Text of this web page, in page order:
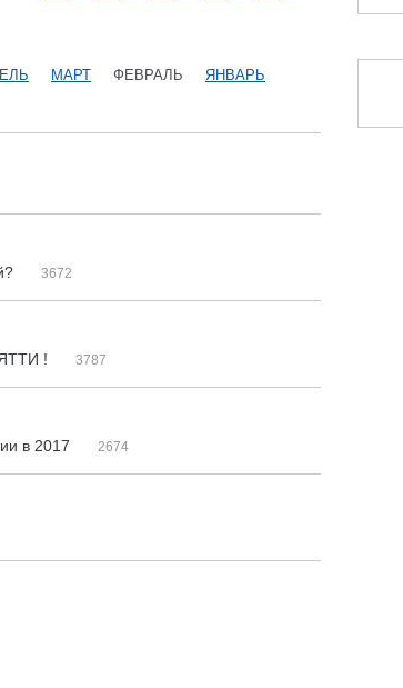
МАРТ ФЕВРАЛЬ ЯНВАРЬ
3672
!
3787
в 2017
2674